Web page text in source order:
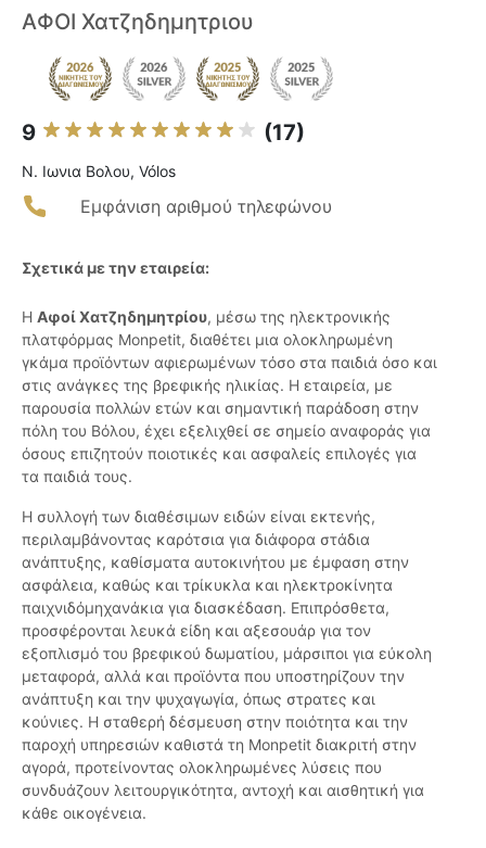
ΑΦΟΙ Χατζηδημητριου
9 (17)
Ν. Ιωνια Βολου, Vólos
Εμφάνιση αριθμού τηλεφώνου
Σχετικά με την εταιρεία:
Η Αφοί Χατζηδημητρίου, μέσω της ηλεκτρονικής
πλατφόρμας Monpetit, διαθέτει μια ολοκληρωμένη
γκάμα προϊόντων αφιερωμένων τόσο στα παιδιά όσο και
στις ανάγκες της βρεφικής ηλικίας. Η εταιρεία, με
παρουσία πολλών ετών και σημαντική παράδοση στην
πόλη του Βόλου, έχει εξελιχθεί σε σημείο αναφοράς για
όσους επιζητούν ποιοτικές και ασφαλείς επιλογές για
τα παιδιά τους.
Η συλλογή των διαθέσιμων ειδών είναι εκτενής,
περιλαμβάνοντας καρότσια για διάφορα στάδια
ανάπτυξης, καθίσματα αυτοκινήτου με έμφαση στην
ασφάλεια, καθώς και τρίκυκλα και ηλεκτροκίνητα
παιχνιδόμηχανάκια για διασκέδαση. Επιπρόσθετα,
προσφέρονται λευκά είδη και αξεσουάρ για τον
εξοπλισμό του βρεφικού δωματίου, μάρσιποι για εύκολη
μεταφορά, αλλά και προϊόντα που υποστηρίζουν την
ανάπτυξη και την ψυχαγωγία, όπως στρατες και
κούνιες. Η σταθερή δέσμευση στην ποιότητα και την
παροχή υπηρεσιών καθιστά τη Monpetit διακριτή στην
αγορά, προτείνοντας ολοκληρωμένες λύσεις που
συνδυάζουν λειτουργικότητα, αντοχή και αισθητική για
κάθε οικογένεια.